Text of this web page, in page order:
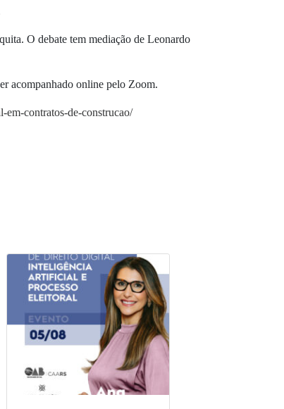
O debate tem mediação de Leonardo
acompanhado online pelo Zoom.
em-contratos-de-construcao/